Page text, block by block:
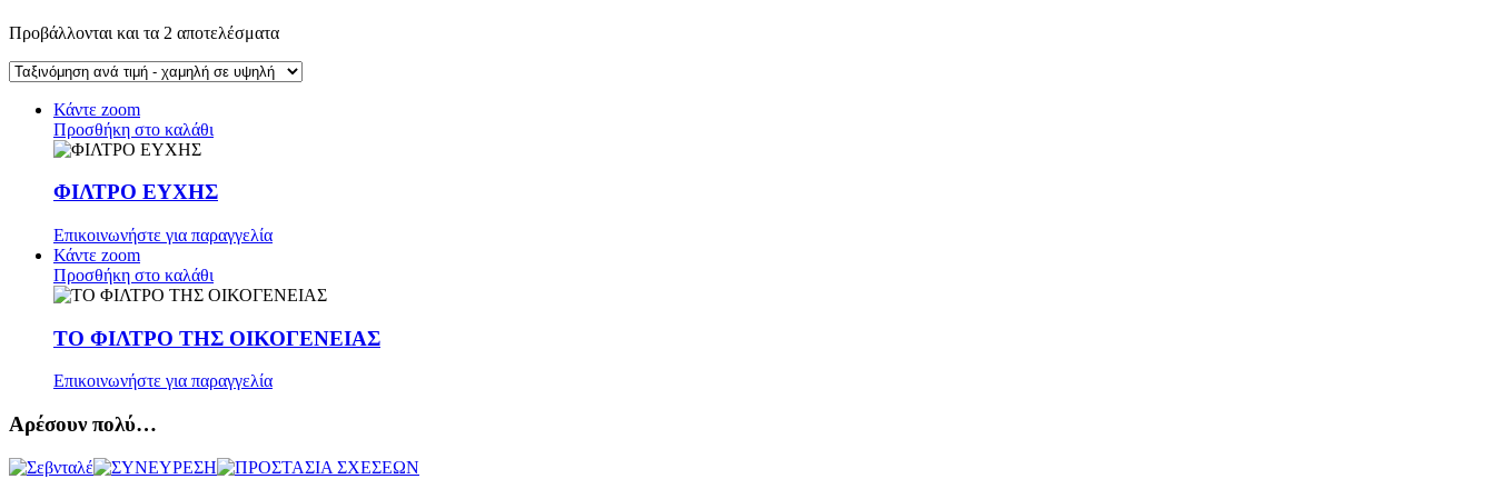
Προβάλλονται και τα 2 αποτελέσματα
Κάντε zoom
Προσθήκη στο καλάθι
ΦΙΛΤΡΟ ΕΥΧΗΣ
Επικοινωνήστε για παραγγελία
Κάντε zoom
Προσθήκη στο καλάθι
ΤΟ ΦΙΛΤΡΟ ΤΗΣ ΟΙΚΟΓΕΝΕΙΑΣ
Επικοινωνήστε για παραγγελία
Αρέσουν πολύ…